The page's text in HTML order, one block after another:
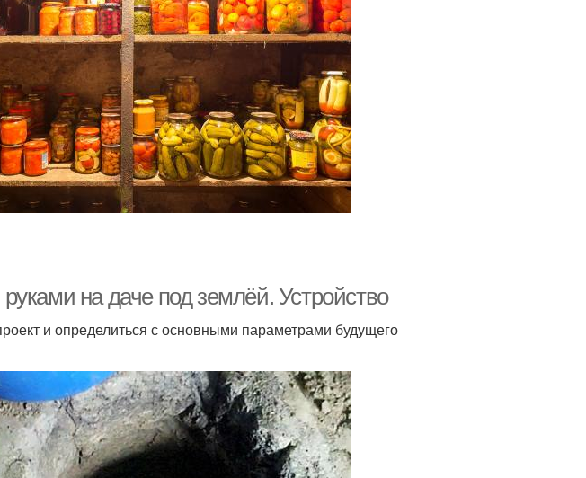
на даче под землёй. Устройство
и определиться с основными параметрами будущего